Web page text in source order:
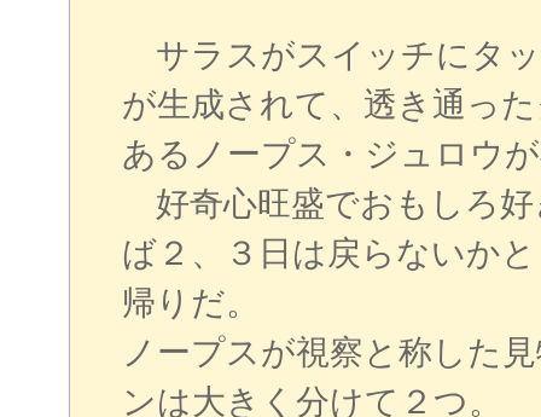
サラスがスイッチにタ
が生成されて、透き通っ
あるノープス・ジュロウ
好奇心旺盛でおもしろ
ば２、３日は戻らないか
帰りだ。
ノープスが視察と称した
ンは大きく分けて２つ。